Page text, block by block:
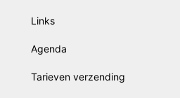
Links
Agenda
Tarieven verzending